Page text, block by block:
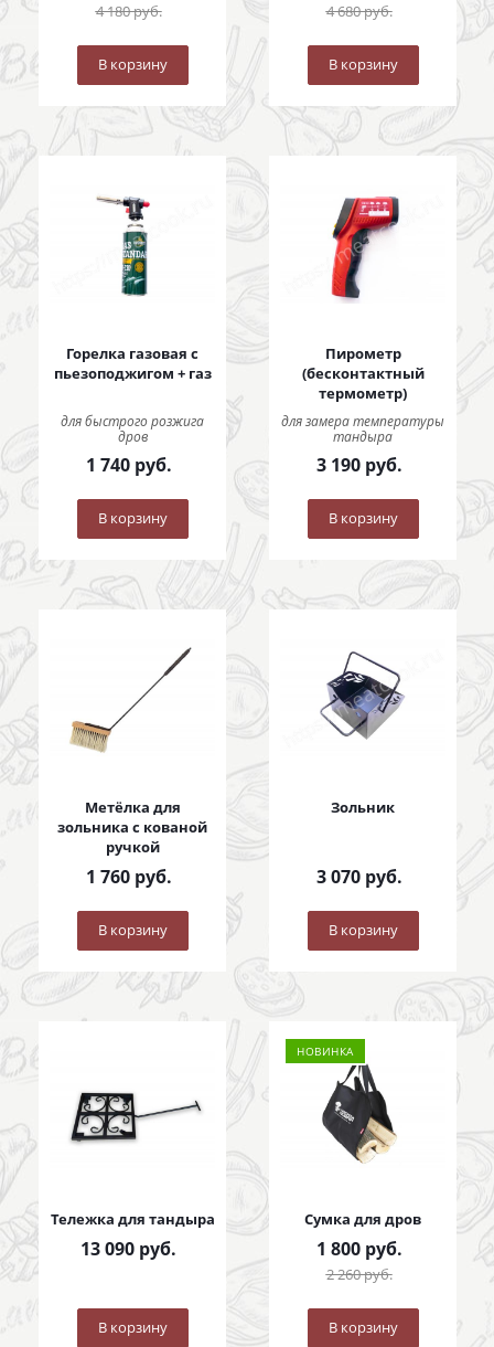
4 180руб.
В корзину
4 680руб.
В корзину
Горелка газовая с
пьезоподжигом + газ
для быстрого розжига
дров
1 740руб.
В корзину
Пирометр
(бесконтактный
термометр)
для замера температуры
тандыра
3 190руб.
В корзину
Метёлка для
зольника с кованой
ручкой
1 760руб.
В корзину
Зольник
3 070руб.
В корзину
Тележка для тандыра
13 090 руб.
В корзину
НОВИНКА
Сумка для дров
1 800руб.
2 260руб.
В корзину